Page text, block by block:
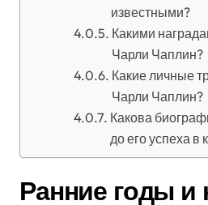
известными?
Какими
Чарли Чаплин?
Какие личные
Чарли Чаплин?
Какова
до его успеха в
Ранние годы и